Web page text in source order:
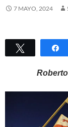
7 MAYO, 2024
Twittear